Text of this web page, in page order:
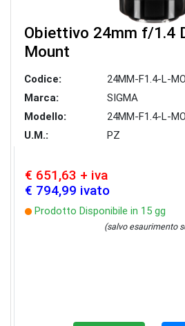
Obiettivo 24mm f/1.4
Mount
Codice:
24MM-F1.4-L-
Marca:
SIGMA
Modello:
24MM-F1.4-L-
U.M.:
PZ
€ 651,63 + iva
€ 794,99 ivato
Prodotto Disponibile in 15 gg
(salvo esaurimento